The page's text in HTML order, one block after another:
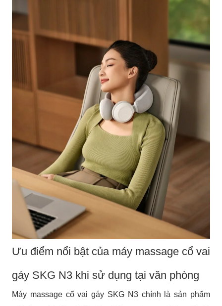
Ưu điểm nổi bật của máy massage cổ vai
gáy SKG N3 khi sử dụng tại văn phòng
Máy massage cổ vai gáy SKG N3 chính là sản phẩm